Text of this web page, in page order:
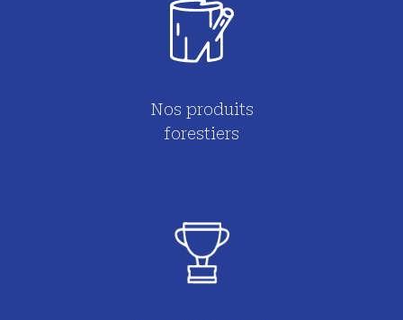
Nos produits
forestiers